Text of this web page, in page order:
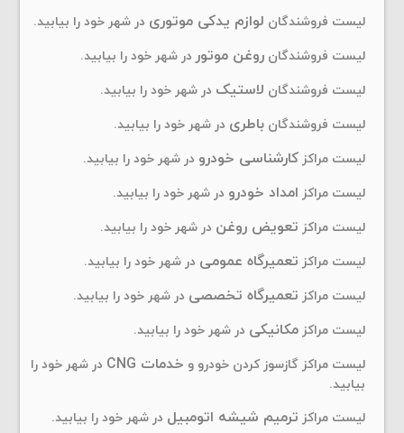
لیست فروشندگان لوازم یدکی موتوری در شهر خود را بیابید.
لیست فروشندگانروغن موتوردر شهر خود را بیابید.
لیست فروشندگان لاستیک در شهر خود را بیابید.
لیست فروشندگانباطری در شهر خود را بیابید.
لیست مراکزکارشناسی خودرو در شهر خود را بیابید.
لیست مراکز امداد خودرو در شهر خود را بیابید.
لیست مراکز تعویض روغن در شهر خود را بیابید.
لیست مراکز تعمیرگاه عمومی در شهر خود را بیابید.
لیست مراکز تعمیرگاه تخصصی در شهر خود را بیابید.
لیست مراکزمکانیکی در شهر خود را بیابید.
لیست مراکز گازسوز کردن خودرو و خدمات CNG
در شهر خود را
بیابید.
لیست مراکز ترمیم شیشه اتومبیل در شهر خود را بیابید.